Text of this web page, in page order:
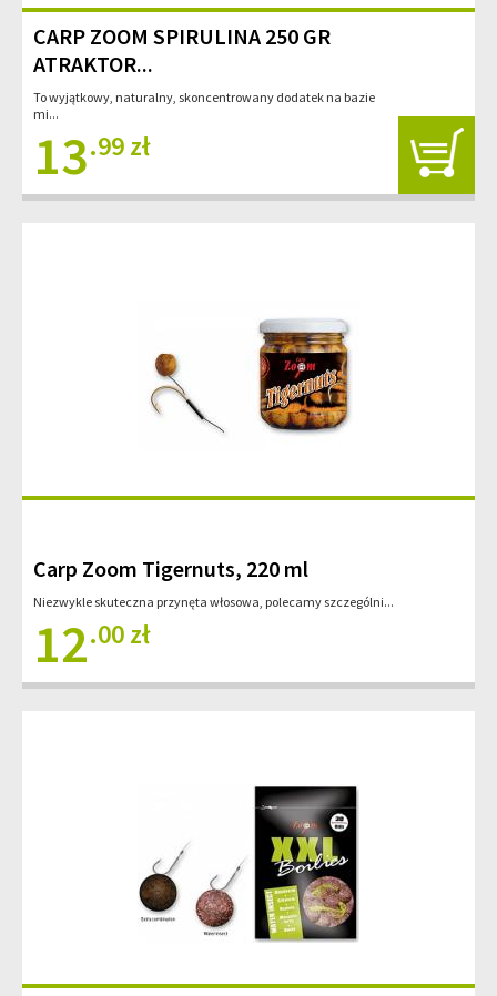
CARP ZOOM SPIRULINA 250 GR
ATRAKTOR...
To wyjątkowy, naturalny, skoncentrowany dodatek na bazie
mi...
13.99 zł
Carp Zoom Tigernuts, 220 ml
Niezwykle skuteczna przynęta włosowa, polecamy szczególni...
12.00 zł